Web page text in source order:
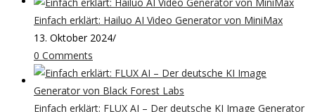
Einfach erklärt: Hailuo AI Video Generator von MiniMax
13. Oktober 2024/
0 Comments
Einfach erklärt: FLUX AI – Der deutsche KI Image Generator